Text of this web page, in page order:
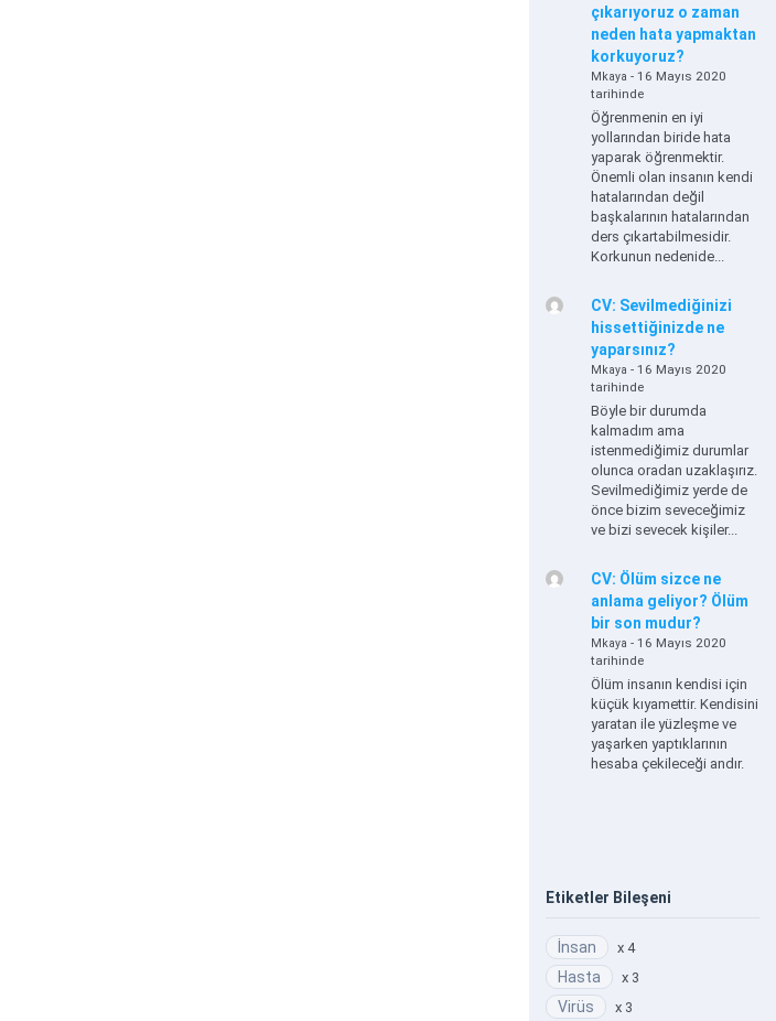
çıkarıyoruz o zaman
neden hata yapmaktan
korkuyoruz?
Mkaya - 16 Mayıs 2020
tarihinde
Öğrenmenin en iyi
yollarından biride hata
yaparak öğrenmektir.
Önemli olan insanın kendi
hatalarından değil
başkalarının hatalarından
ders çıkartabilmesidir.
Korkunun nedenide...
CV: Sevilmediğinizi
hissettiğinizde ne
yaparsınız?
Mkaya - 16 Mayıs 2020
tarihinde
Böyle bir durumda
kalmadım ama
istenmediğimiz durumlar
olunca oradan uzaklaşırız.
Sevilmediğimiz yerde de
önce bizim seveceğimiz
ve bizi sevecek kişiler...
CV: Ölüm sizce ne
anlama geliyor? Ölüm
bir son mudur?
Mkaya - 16 Mayıs 2020
tarihinde
Ölüm insanın kendisi için
küçük kıyamettir. Kendisini
yaratan ile yüzleşme ve
yaşarken yaptıklarının
hesaba çekileceği andır.
Etiketler Bileşeni
İnsan x 4
Hasta x 3
Virüs x 3